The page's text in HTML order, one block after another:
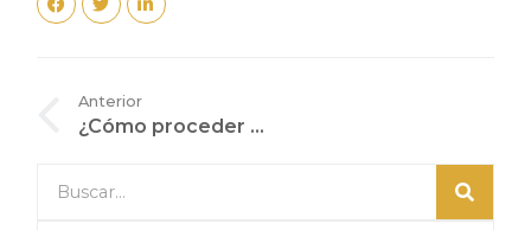
Anterior
¿Cómo proceder ante un problema legal?